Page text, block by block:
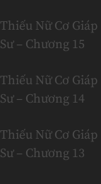
Thiếu Nữ Cơ Giáp
Sư – Chương 15
Thiếu Nữ Cơ Giáp
Sư – Chương 14
Thiếu Nữ Cơ Giáp
Sư – Chương 13